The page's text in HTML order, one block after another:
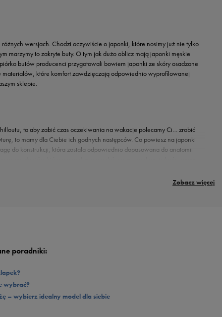
Zobacz więcej
wersjach. Chodzi oczywiście o japonki, które nosimy już nie tylko
marzymy to zakryte buty. O tym jak dużo oblicz mają japonki męskie
butów producenci przygotowali bowiem japonki ze skóry osadzone
które komfort zawdzięczają odpowiednio wyprofilowanej
sklepie.
to aby zabić czas oczekiwania na wakacje polecamy Ci… zrobić
to mamy dla Ciebie ich godnych następców. Co powiesz na japonki
do konstrukcji, która została odpowiednio dopasowana do anatomii
czy stylem rodem z koszykarskich boisk lub kortów tenisowych, to w sezonie
poradniki:
wybrać?
– wybierz idealny model dla siebie